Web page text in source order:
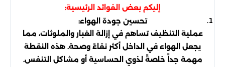
إليكم بعض الفوائد الرئيسية:
تحسين جودة الهواء:
عملية التنظيف تساهم في إزالة الغبار والملوثات، مما
يجعل الهواء في الداخل أكثر نقاءً وصحة. هذه النقطة
مهمة جداً خاصةً لذوي الحساسية أو مشاكل التنفس.